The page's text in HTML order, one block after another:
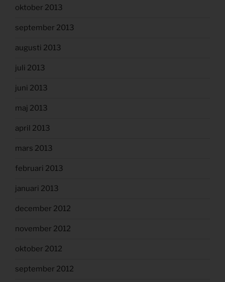
oktober 2013
september 2013
augusti 2013
juli 2013
juni 2013
maj 2013
april 2013
mars 2013
februari 2013
januari 2013
december 2012
november 2012
oktober 2012
september 2012